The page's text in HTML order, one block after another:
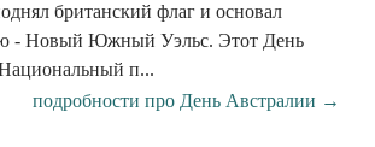
британский флаг и основал
- Новый Южный Уэльс. Этот День
Национальный п...
подробности про День Австралии →